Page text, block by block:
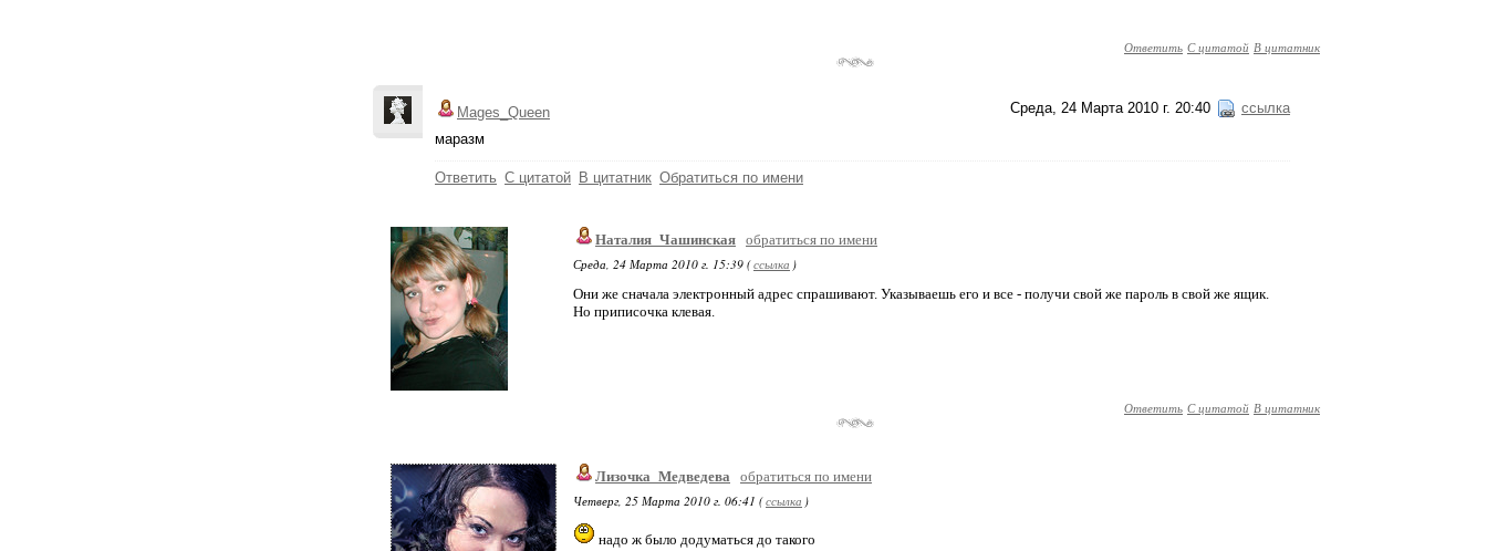
Ответить С цитатой В цитатник
Среда, 24 Марта 2010 г. 20:40 ссылка
Mages_Queen
маразм
Ответить С цитатой В цитатник Обратиться по имени
Наталия_Чашинская обратиться по имени
Среда, 24 Марта 2010 г. 15:39 (ссылка )
Они же сначала электронный адрес спрашивают. Указываешь его и все - получи свой же пароль в свой же ящик.
Но приписочка клевая.
Ответить С цитатой В цитатник
Лизочка_Медведева
обратиться по имени
Четверг, 25 Марта 2010 г. 06:41 (ссылка )
надо ж было додуматься до такого